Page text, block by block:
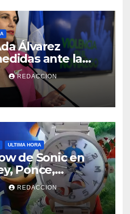
Álvarez
ante la
el noviazgo
REDACCION
ULTIMA HORA
de Sonic en
Ponce,
y Humacao,
para el que
REDACCION